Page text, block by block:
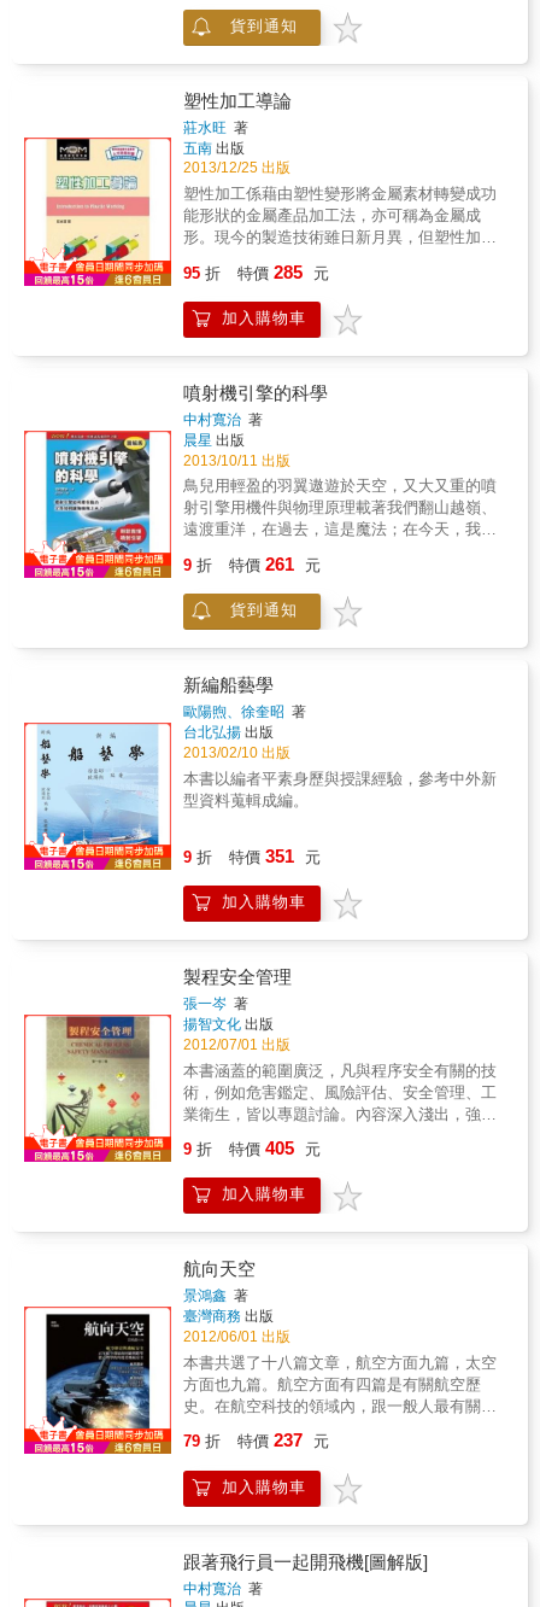
最佳典範。當然，燃油避險只是諸多經濟手段
中之一種作為，而其他諸如飛機租賃及營收管
理等，在本書當中也都有探討，希望透過本書
有更進一步之認識。
院，甚至是時尚伸展台。所有奇妙的事情都在
你將3D印表機接上現今令人驚嘆的數位科技時
產生了一波社會與科技的新革命。而這一臺
（幾乎）可以製作任何東西的機器，將如何改
變我們的生活、法律，以及經濟？ 這本書讓讀
者們對於「3D列印的科技將如何改變我們的生
活？」這問題具有更多不同的看法。藉由與各
領域的專家及長達上百小時的訪談研究，讓這
本書提供給讀者從現在到未來，更多有關3D列
印的資訊。 作者霍德．利普森（Hod Lipson）
與梅爾芭．柯曼（Melba Kurman）將革命性的
位先進研究者與講者，他所講述的內容包含3D
列印、數位資源和智慧型機械所帶來的影響
力。他位於康乃爾大學的實驗室為跨領域研究
的先鋒，其研究項目包含3D列印、產品設計、
人工智慧與智能材料。梅爾芭．柯曼同時身兼
作者與科技分析師，分析範圍為遊戲開發語言
的變革，如何以更有智慧的方式讓沒有程式開
發經驗的使用者也能輕易理解。 本書特色 這不
是一本「如何使用3D印表機」的書，而是探索
3D列印技術的深層含義，探討這種新的生產模
式將如何改變我們的生活、我們的法律以和我
們的經濟。 由各領域的專家長達上百小時的訪
談研究，提供給讀者從現在到未來更多有關3D
列印的資訊！ 如果你對於創新科技、商業策
略、熱門科學或科技對社會帶來的衝擊感到好
學實驗室為跨領域研究的先鋒；梅爾芭．柯曼
以她同時身兼作者與科技分析師的身分，讓沒
有程式開發經驗的使用者也能輕易上手。他們
的合作讓本書能夠將革命性的科技以文字的方
式簡單敘述。
貨到通知
塑性加工導論
莊水旺 著
五南 出版
2013/12/25 出版
塑性加工係藉由塑性變形將金屬素材轉變成功
能形狀的金屬產品加工法，亦可稱為金屬成
形。現今的製造技術雖日新月異，但塑性加工
工業中依然廣泛被應用。 & 有鑑於此，本書以
介紹各種塑性加工法的基本概念、設備、模
具、製程及其特點等，使讀者能瞭解塑性加工
95 折 特價 285 元
加入購物車
噴射機引擎的科學
中村寬治 著
晨星 出版
2013/10/11 出版
鳥兒用輕盈的羽翼遨遊於天空，又大又重的噴
射引擎用機件與物理原理載著我們翻山越嶺、
遠渡重洋，在過去，這是魔法；在今天，我們
式引擎到今日的噴射渦輪，引擎隨著時間不停
的進化，今日的天空由噴射引擎稱霸一方。噴
射引擎有什麼特殊之處可以有今日的地位？噴
統由什麼組成？如何運作？本書從不同角度帶
您解析噴射引擎，讓您徹頭徹尾地了解噴射引
擎的原理！從噴射引擎的職掌、螺旋槳到噴射
引擎的演化、噴射引擎的構造與機件、運動原
理到認識噴射引擎的儀表，就讓噴射引擎帶你
一起飛上天吧！本書特色1.噴射引擎職掌完全
解說2.精美圖片解析，讓你一目了然3.本書帶您
噴射引擎翱翔天際。
9 折 特價 261 元
貨到通知
新編船藝學
歐陽煦、徐奎昭 著
台北弘揚 出版
2013/02/10 出版
本書以編者平素身歷與授課經驗，參考中外新
型資料蒐輯成編。
9 折 特價 351 元
加入購物車
製程安全管理
張一岑 著
揚智文化 出版
2012/07/01 出版
本書涵蓋的範圍廣泛，凡與程序安全有關的技
術，例如危害鑑定、風險評估、安全管理、工
業衛生，皆以專題討論。內容深入淺出，強調
式的推演。本書分為七章，前三章為基本觀
念、化學品的毒性與火災、爆炸的特徵。第四
章危害辨識，不僅介紹主要辨識方法，並列舉
理，除介紹OHSAS 18001與TOHSMS職業安
全管理制度外，還介紹歐美先進國家主要跨國
公司的安全管理政策與規範。
9 折 特價 405 元
加入購物車
航向天空
景鴻鑫 著
臺灣商務 出版
2012/06/01 出版
本書共選了十八篇文章，航空方面九篇，太空
方面也九篇。航空方面有四篇是有關航空歷
史。在航空科技的領域內，跟一般人最有關係
重大課題，因此，本書選了四篇飛航安全的相
關文章。太空方面也有四篇是有關歷史的文
章，在太空科技的領域內，由於台灣並未積極
空太空領域內，各選一篇科技文化的文章，作
為本書的階段性總結。也算是一種提示，提示
科技發展的根是在文化，科技要蓬勃，一定不
79 折 特價 237 元
加入購物車
跟著飛行員一起開飛機[圖解版]
中村寬治 著